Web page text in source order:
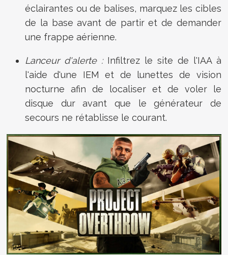
éclairantes ou de balises, marquez les cibles
de la base avant de partir et de demander
une frappe aérienne.
Lanceur d'alerte : Infiltrez le site de l'IAA à
l'aide d'une IEM et de lunettes de vision
nocturne afin de localiser et de voler le
disque dur avant que le générateur de
secours ne rétablisse le courant.